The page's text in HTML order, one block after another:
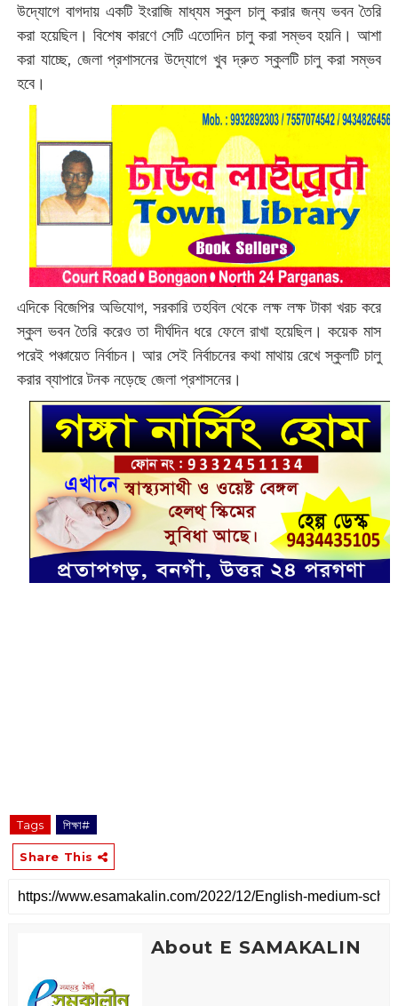
উদ্যোগে বাগদায় একটি ইংরাজি মাধ্যম স্কুল চালু করার জন্য ভবন তৈরি
করা হয়েছিল। বিশেষ কারণে সেটি এতোদিন চালু করা সম্ভব হয়নি। আশা
করা যাচ্ছে, জেলা প্রশাসনের উদ্যোগে খুব দ্রুত স্কুলটি চালু করা সম্ভব
হবে।
এদিকে বিজেপির অভিযোগ, সরকারি তহবিল থেকে লক্ষ লক্ষ টাকা খরচ করে
স্কুল ভবন তৈরি করেও তা দীর্ঘদিন ধরে ফেলে রাখা হয়েছিল। কয়েক মাস
পরেই পঞ্চায়েত নির্বাচন। আর সেই নির্বাচনের কথা মাথায় রেখে স্কুলটি চালু
করার ব্যাপারে টনক নড়েছে জেলা প্রশাসনের।
Tags শিক্ষা#
Share This
About E SAMAKALIN